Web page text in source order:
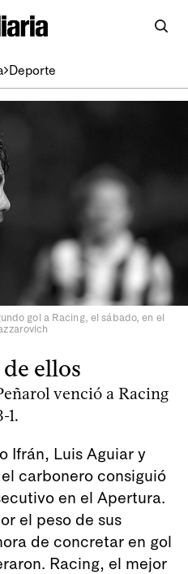
Deporte
gol a Racing, el sábado, en el
ellos
venció a Racing
1.
Ifrán, Luis Aguiar y
carbonero consiguió
en el Apertura.
el peso de sus
de concretar en gol
Racing, el mejor